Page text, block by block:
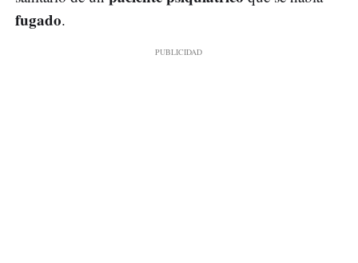
fugado.